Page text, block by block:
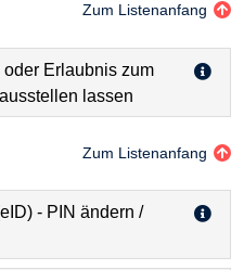
Zum Listenanfang
Erlaubnis zum
lassen
Zum Listenanfang
- PIN ändern /